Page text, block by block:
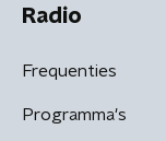
Radio
Frequenties
Programma's